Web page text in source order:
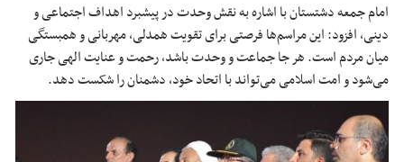
امام جمعه دشتستان با اشاره به نقش وحدت در پیشبرد اهداف اجتماعی و
دینی، افزود: این مراسم‌ها فرصتی برای تقویت همدلی، مهربانی و همبستگی
میان مردم است. هر جا جماعت و وحدت باشد، رحمت و عنایت الهی جاری
می‌شود و امت اسلامی می‌تواند با اتحاد خود، دشمنان را شکست دهد.